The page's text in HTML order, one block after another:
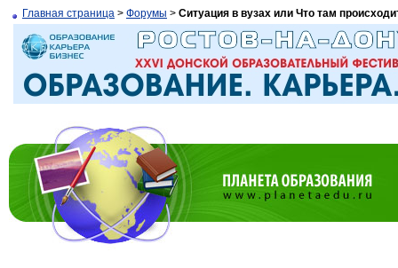
Главная страница > Форумы > Ситуация в вузах или Что там